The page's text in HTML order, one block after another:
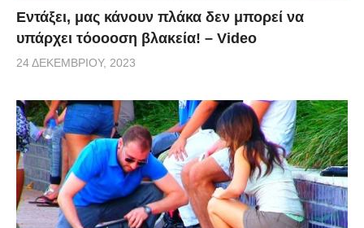
Εντάξει, μας κάνουν πλάκα δεν μπορεί να
υπάρχει τόοοοση βλακεία! – Video
24 ΔΕΚΕΜΒΡΊΟΥ, 2023